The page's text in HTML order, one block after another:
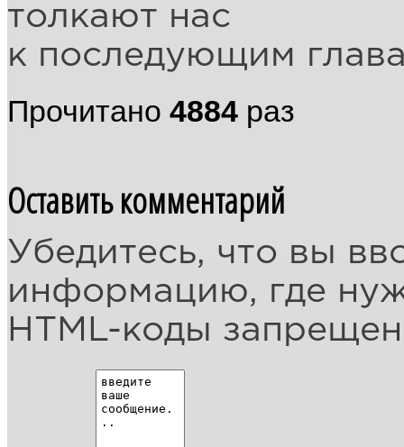
толкают нас
к последующим
Прочитано 4884 раз
Оставить комментарий
Убедитесь, что вы
информацию, где
HTML-коды